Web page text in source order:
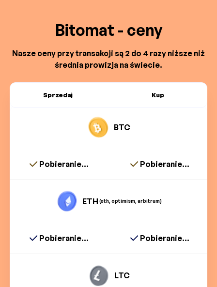
Bitomat - ceny
Nasze ceny przy transakcji są 2 do 4 razy niższe niż
średnia prowizja na świecie.
Sprzedaj Kup
BTC
Pobieranie... Pobieranie...
ETH (eth, optimism, arbitrum)
Pobieranie... Pobieranie...
LTC